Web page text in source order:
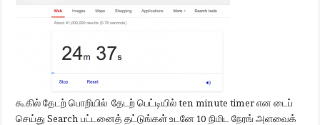
கூகில் தேடற் பொறியில் தேடற் பெட்டியில் ten minute timer என டைப்
செய்து Search பட்டனைத் தட்டுங்கள் உடனே 10 நிமிட நேரங் அளவைக்